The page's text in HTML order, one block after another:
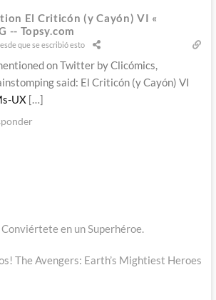
El Criticón (y Cayón) VI «
-- Topsy.com
que se escribió esto
on Twitter by Clicómics,
said: El Criticón (y Cayón) VI
UX[…]
en un Superhéroe.
The Avengers: Earth’s Mightiest Heroes